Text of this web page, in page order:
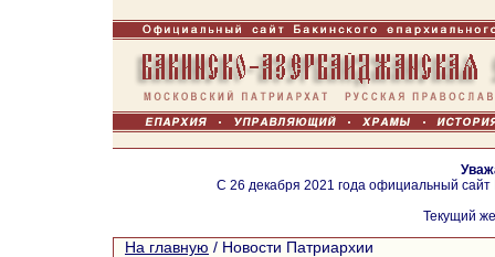
С 26 декабря 2021 года официальный
Текущий
На главную / Новости Патриархии